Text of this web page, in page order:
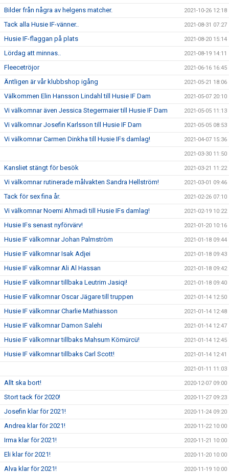
Bilder från några av helgens matcher. 2021-10-26 12:18
Tack alla Husie IF-vänner.. 2021-08-31 07:27
Husie IF-flaggan på plats 2021-08-20 15:14
Lördag att minnas.. 2021-08-19 14:11
Fleecetröjor 2021-06-16 16:45
Äntligen är vår klubbshop igång 2021-05-21 18:06
Välkommen Elin Hansson Lindahl till Husie IF Dam 2021-05-07 20:10
Vi välkomnar även Jessica Stegermaier till Husie IF Dam 2021-05-05 11:13
Vi välkomnar Josefin Karlsson till Husie IF Dam 2021-05-05 08:53
Vi välkomnar Carmen Dinkha till Husie IFs damlag! 2021-04-07 15:36
2021-03-30 11:50
Kansliet stängt för besök 2021-03-21 11:22
Vi välkomnar rutinerade målvakten Sandra Hellström! 2021-03-01 09:46
Tack för sex fina år. 2021-02-26 07:10
Vi välkomnar Noemi Ahmadi till Husie IFs damlag! 2021-02-19 10:22
Husie IFs senast nyförvärv! 2021-01-20 10:16
Husie IF välkomnar Johan Palmström 2021-01-18 09:44
Husie IF välkomnar Isak Adjei 2021-01-18 09:43
Husie IF välkomnar Ali Al Hassan 2021-01-18 09:42
Husie IF välkomnar tillbaka Leutrim Jasiqi! 2021-01-18 09:40
Husie IF välkomnar Oscar Jägare till truppen 2021-01-14 12:50
Husie IF välkomnar Charlie Mathiasson 2021-01-14 12:48
Husie IF välkomnar Damon Salehi 2021-01-14 12:47
Husie IF välkomnar tillbaks Mahsum Kömürcü! 2021-01-14 12:45
Husie IF välkomnar tillbaks Carl Scott! 2021-01-14 12:41
2021-01-11 11:03
Allt ska bort! 2020-12-07 09:00
Stort tack för 2020! 2020-11-27 09:23
Josefin klar för 2021! 2020-11-24 09:20
Andrea klar för 2021! 2020-11-22 10:00
Irma klar för 2021! 2020-11-21 10:00
Eli klar för 2021! 2020-11-20 10:00
Alva klar för 2021! 2020-11-19 10:00